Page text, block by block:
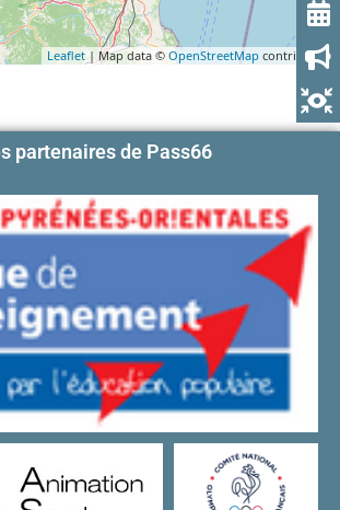
Leaflet | Map data ©OpenStreetMap contributors
partenaires de Pass66